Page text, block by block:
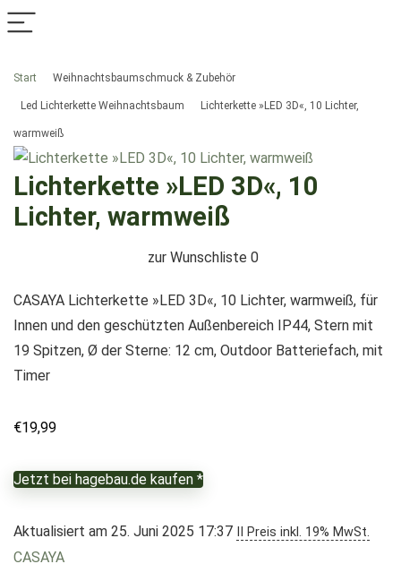
Start Weihnachtsbaumschmuck & Zubehör
Led Lichterkette Weihnachtsbaum Lichterkette »LED 3D«, 10 Lichter,
warmweiß
Lichterkette »LED 3D«, 10
Lichter, warmweiß
zur Wunschliste 0
CASAYA Lichterkette »LED 3D«, 10 Lichter, warmweiß, für
Innen und den geschützten Außenbereich IP44, Stern mit
19 Spitzen, Ø der Sterne: 12 cm, Outdoor Batteriefach, mit
Timer
€19,99
Jetzt bei hagebau.de kaufen *
Aktualisiert am 25. Juni 2025 17:37 II Preis inkl. 19% MwSt.
CASAYA